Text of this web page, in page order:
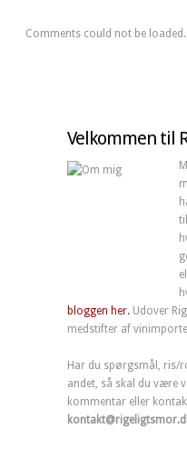
Comments could not be loaded.
Velkommen til
bloggen her. Udover
medstifter af
Har du spørgsmål, ris/
andet, så skal du være
kommentar eller